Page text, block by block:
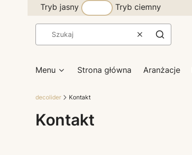
Tryb jasny Tryb ciemny
WyczyśćSzukaj
Menu Strona główna Aranżacje
decolider Kontakt
Kontakt